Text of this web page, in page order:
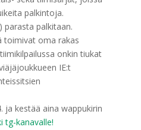
palkintoja.
parasta palkitaan.
toimivat oma rakas
onkin tiukat
IE:t
ja kestää aina wappukirin
tg-kanavalle!